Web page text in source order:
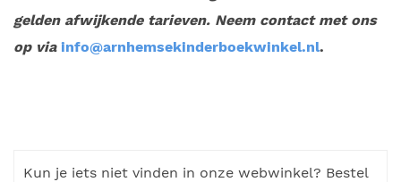
gelden afwijkende tarieven. Neem contact met ons
op via info@arnhemsekinderboekwinkel.nl.
Kun je iets niet vinden in onze webwinkel? Bestel